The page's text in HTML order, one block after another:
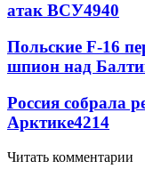
атак ВСУ4940
Польские F-16
шпион над
Россия собрала
Арктике4214
Читать комментарии